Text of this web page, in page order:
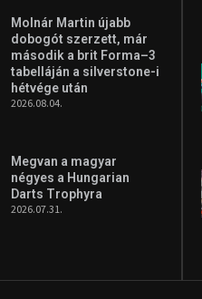
Molnár Martin újabb
dobogót szerzett, már
második a brit Forma–3
tabelláján a silverstone-i
hétvége után
2026.08.04.
Megvan a magyar
négyes a Hungarian
Darts Trophyra
2026.07.31.